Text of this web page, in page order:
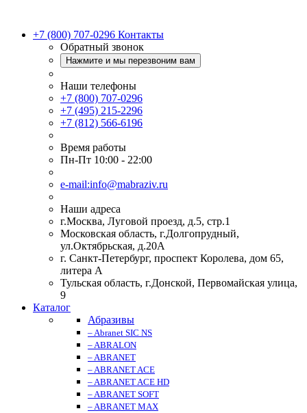
+7 (800) 707-0296 Контакты
Обратный звонок
Нажмите и мы перезвоним вам
Наши телефоны
+7 (800) 707-0296
+7 (495) 215-2296
+7 (812) 566-6196
Время работы
Пн-Пт 10:00 - 22:00
e-mail:info@mabraziv.ru
Наши адреса
г.Москва, Луговой проезд, д.5, стр.1
Московская область, г.Долгопрудный,
ул.Октябрьская, д.20А
г. Санкт-Петербург, проспект Королева, дом 65,
литера А
Тульская область, г.Донской, Первомайская улица,
9
Каталог
Абразивы
– Abranet SIC NS
– ABRALON
– ABRANET
– ABRANET ACE
– ABRANET ACE HD
– ABRANET SOFT
– ABRANET MAX